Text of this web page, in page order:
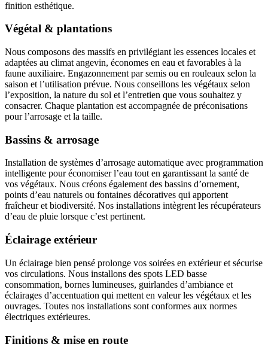
finition esthétique.
Végétal & plantations
Nous composons des massifs en privilégiant les essences locales et
adaptées au climat angevin, économes en eau et favorables à la
faune auxiliaire. Engazonnement par semis ou en rouleaux selon la
saison et l’utilisation prévue. Nous conseillons les végétaux selon
l’exposition, la nature du sol et l’entretien que vous souhaitez y
consacrer. Chaque plantation est accompagnée de préconisations
pour l’arrosage et la taille.
Bassins & arrosage
Installation de systèmes d’arrosage automatique avec programmation
intelligente pour économiser l’eau tout en garantissant la santé de
vos végétaux. Nous créons également des bassins d’ornement,
points d’eau naturels ou fontaines décoratives qui apportent
fraîcheur et biodiversité. Nos installations intègrent les récupérateurs
d’eau de pluie lorsque c’est pertinent.
Éclairage extérieur
Un éclairage bien pensé prolonge vos soirées en extérieur et sécurise
vos circulations. Nous installons des spots LED basse
consommation, bornes lumineuses, guirlandes d’ambiance et
éclairages d’accentuation qui mettent en valeur les végétaux et les
ouvrages. Toutes nos installations sont conformes aux normes
électriques extérieures.
Finitions & mise en route